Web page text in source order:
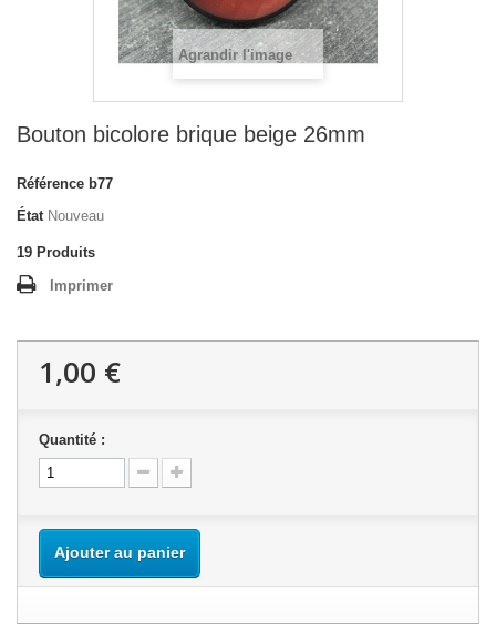
Agrandir l'image
Bouton bicolore brique beige 26mm
Référence b77
État Nouveau
19 Produits
Imprimer
1,00 €
Quantité :
Ajouter au panier